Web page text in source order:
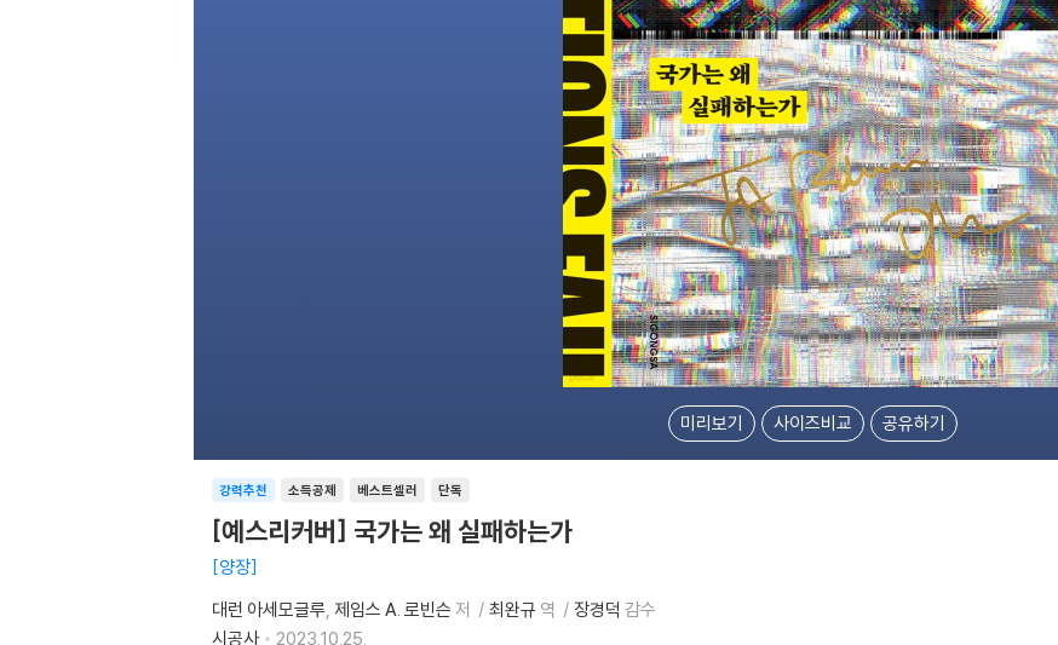
미리보기 사이즈비교 공유하기
소득공제 베스트셀러
강력추천 단독
[예스리커버] 국가는 왜 실패하는가
양장
대런 아세모글루 제임스 A. 로빈슨 저 최완규 역 장경덕 감수
시공사
2023.10.25.